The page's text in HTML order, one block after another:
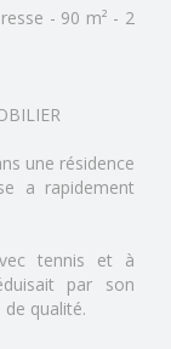
- 90 m² - 2
une résidence
a rapidement
tennis et à
par son
qualité.